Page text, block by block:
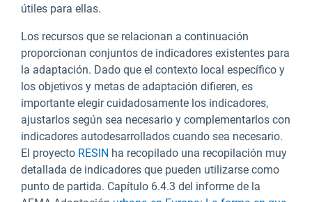
útiles para ellas.
Los recursos que se relacionan a continuación
proporcionan conjuntos de indicadores existentes para
la adaptación. Dado que el contexto local específico y
los objetivos y metas de adaptación difieren, es
importante elegir cuidadosamente los indicadores,
ajustarlos según sea necesario y complementarlos con
indicadores autodesarrollados cuando sea necesario.
El proyecto RESIN ha recopilado una recopilación muy
detallada de indicadores que pueden utilizarse como
punto de partida. Capítulo 6.4.3 del informe de la